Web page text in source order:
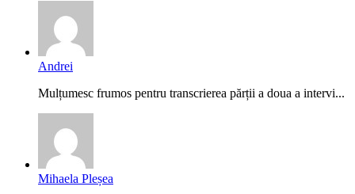
Andrei
Mulțumesc frumos pentru transcrierea părții a doua a intervi...
Mihaela Pleșea